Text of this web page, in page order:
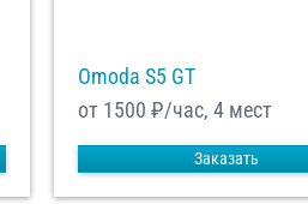
Omoda S5 GT
от 1500 ₽/час, 4 мест
Заказать